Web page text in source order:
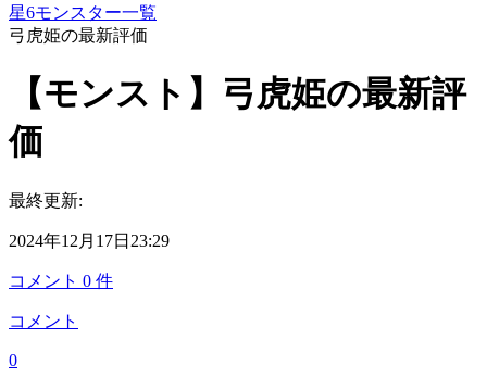
星6モンスター一覧
弓虎姫の最新評価
【モンスト】弓虎姫の最新評
価
最終更新:
2024年12月17日23:29
コメント 0 件
コメント
0